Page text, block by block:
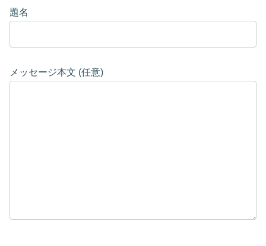
題名
メッセージ本文 (任意)